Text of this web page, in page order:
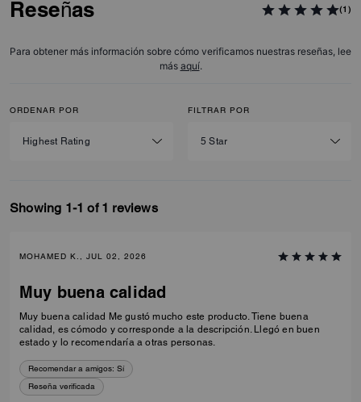
Reseñas (1)
Para obtener más información sobre cómo verificamos nuestras reseñas, lee
más aquí.
ORDENAR POR FILTRAR POR
Showing 1-1 of 1 reviews
MOHAMED K., JUL 02, 2026
Muy buena calidad
Muy buena calidad Me gustó mucho este producto. Tiene buena
calidad, es cómodo y corresponde a la descripción. Llegó en buen
estado y lo recomendaría a otras personas.
Recomendar a amigos: Sí
Reseña verificada